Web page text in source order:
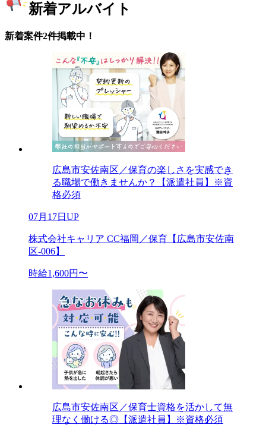
新着アルバイト
新着案件2件掲載中！
広島市安佐南区／保育の楽しさを実感でき
る職場で働きませんか？【派遣社員】※資
格必須
07月17日UP
株式会社キャリア CC福岡／保育【広島市安佐南
区-006】
時給1,600円〜
広島市安佐南区／保育士資格を活かして無
理なく働ける◎【派遣社員】※資格必須